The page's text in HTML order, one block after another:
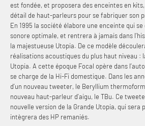
est fondée, et proposera des enceintes en
détail de haut-parleurs pour se fabriquer son
En 1995 la société élabore une enceinte qui
sonore optimale, et rentrera à jamais dans
la majestueuse Utopia. De ce modèle
réalisations acoustiques du plus haut niveau :
Utopia. A cette époque Focal opère dans
se charge de la Hi-Fi domestique. Dans les
d’un nouveau tweeter, le Beryllium
nouveau haut-parleur d’aigu, le TBu. Ce
nouvelle version de la Grande Utopia, qui sera
intègrera des HP remaniés.